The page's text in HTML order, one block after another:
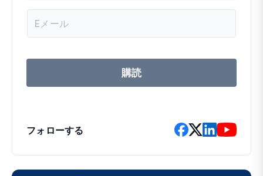
ル
ド
購読
フォローする